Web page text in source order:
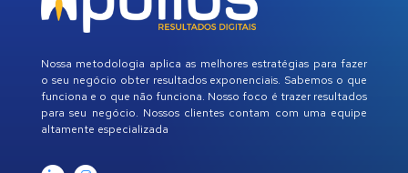
Nossa metodologia aplica as melhores estratégias para fazer
o seu negócio obter resultados exponenciais. Sabemos o que
funciona e o que não funciona. Nosso foco é trazer resultados
para seu negócio. Nossos clientes contam com uma equipe
altamente especializada